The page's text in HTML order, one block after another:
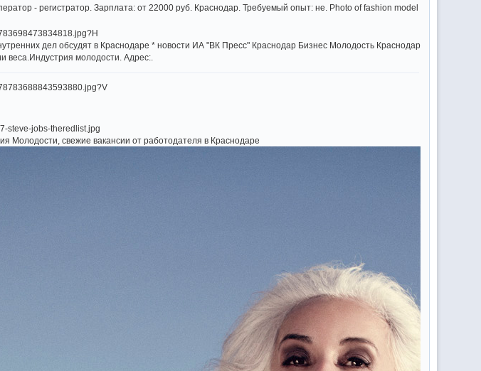
- регистратор. Зарплата: от 22000 руб. Краснодар. Требуемый опыт: не. Photo of fashion model
дел обсудят в Краснодаре * новости ИА "ВК Пресс" Краснодар Бизнес Молодость Краснодар
веса.Индустрия молодости. Адрес:.
Молодости, свежие вакансии от работодателя в Краснодаре